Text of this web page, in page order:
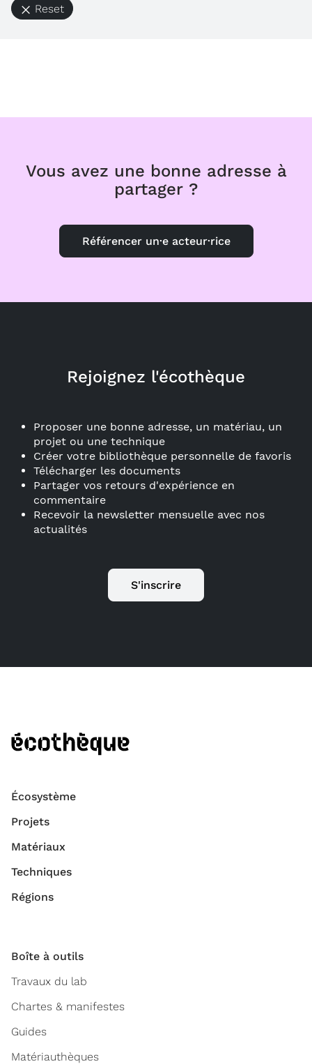
Reset
Vous avez une bonne adresse à
partager ?
Référencer un·e acteur·rice
Rejoignez l'écothèque
Proposer une bonne adresse, un matériau, un
projet ou une technique
Créer votre bibliothèque personnelle de favoris
Télécharger les documents
Partager vos retours d'expérience en
commentaire
Recevoir la newsletter mensuelle avec nos
actualités
S'inscrire
Écosystème
Projets
Matériaux
Techniques
Régions
Boîte à outils
Travaux du lab
Chartes & manifestes
Guides
Matériauthèques